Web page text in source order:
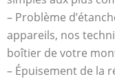
– Problème
appareils, nos
boîtier de votre
– Épuisement de la